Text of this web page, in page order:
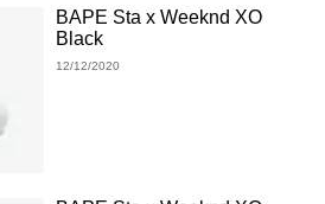
BAPE Sta x Weeknd XO
Black
12/12/2020